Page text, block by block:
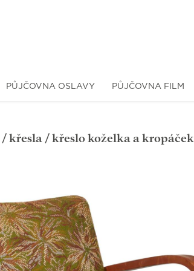
PŮJČOVNA OSLAVY PŮJČOVNA FILM
/ křesla / křeslo koželka a kropáček